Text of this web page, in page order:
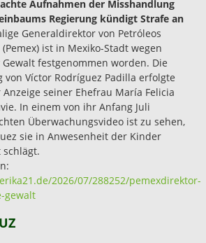
Aufnahmen der Misshandlung
Regierung kündigt Strafe an
Generaldirektor von Petróleos
ist in Mexiko-Stadt wegen
festgenommen worden. Die
von Víctor Rodríguez Padilla erfolgte
seiner Ehefrau María Felicia
In einem von ihr Anfang Juli
Überwachungsvideo ist zu sehen,
sie in Anwesenheit der Kinder
2026/07/288252/pemexdirektor-
gewalt